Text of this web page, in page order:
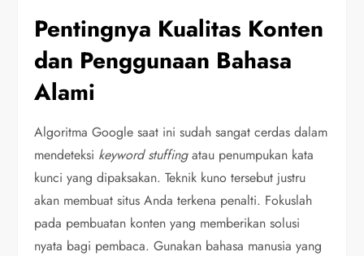
Pentingnya Kualitas Konten
dan Penggunaan Bahasa
Alami
Algoritma Google saat ini sudah sangat cerdas dalam
mendeteksi keyword stuffingatau penumpukan kata
kunci yang dipaksakan. Teknik kuno tersebut justru
akan membuat situs Anda terkena penalti. Fokuslah
pada pembuatan konten yang memberikan solusi
nyata bagi pembaca. Gunakan bahasa manusia yang